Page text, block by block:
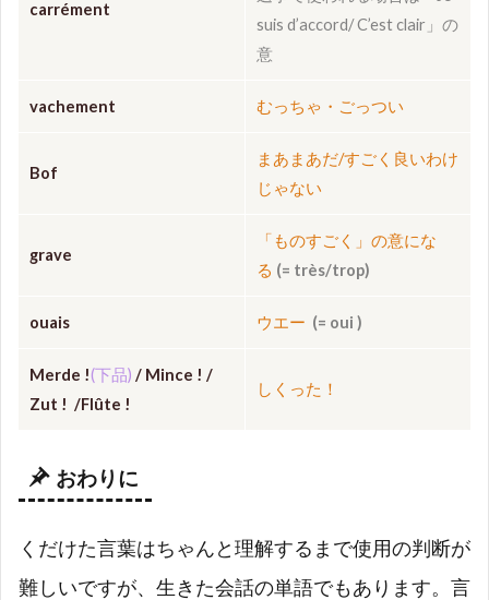
carrément
suis d’accord/ C’est clair」の
意
vachement むっちゃ・ごっつい
Bof
まあまあだ/すごく良いわけ
じゃない
grave
「ものすごく」の意にな
る (= très/trop)
ouais ウエー (= oui )
Merde !(下品) / Mince ! /
Zut ! /Flûte !
しくった！
おわりに
くだけた言葉はちゃんと理解するまで使用の判断が
難しいですが、生きた会話の単語でもあります。言